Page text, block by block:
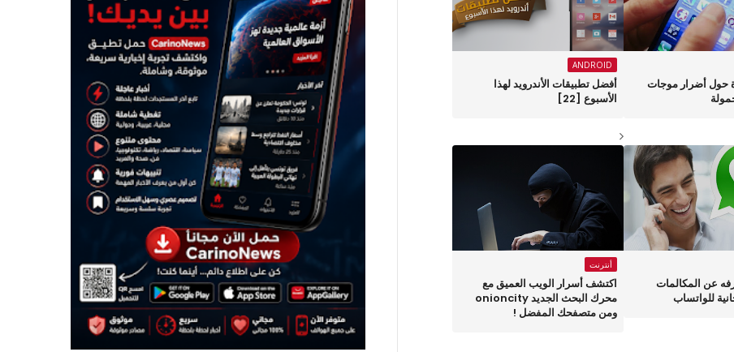
حول أضرار موجات
ANDROID
أفضل تطبيقات الأندرويد لهذا
الأسبوع ‏[22]
عن المكالمات
للواتساب
أنترنت
اكتشف أسرار الويب العميق مع
محرك البحث الجديد onioncity
ومن متصفحك المفضل !